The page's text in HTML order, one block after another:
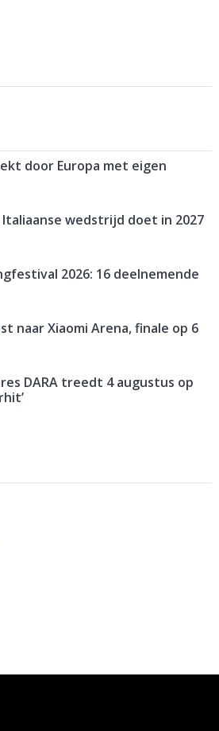
door Europa met eigen
Italiaanse wedstrijd doet in 2027
2026: 16 deelnemende
naar Xiaomi Arena, finale op 6
DARA treedt 4 augustus op